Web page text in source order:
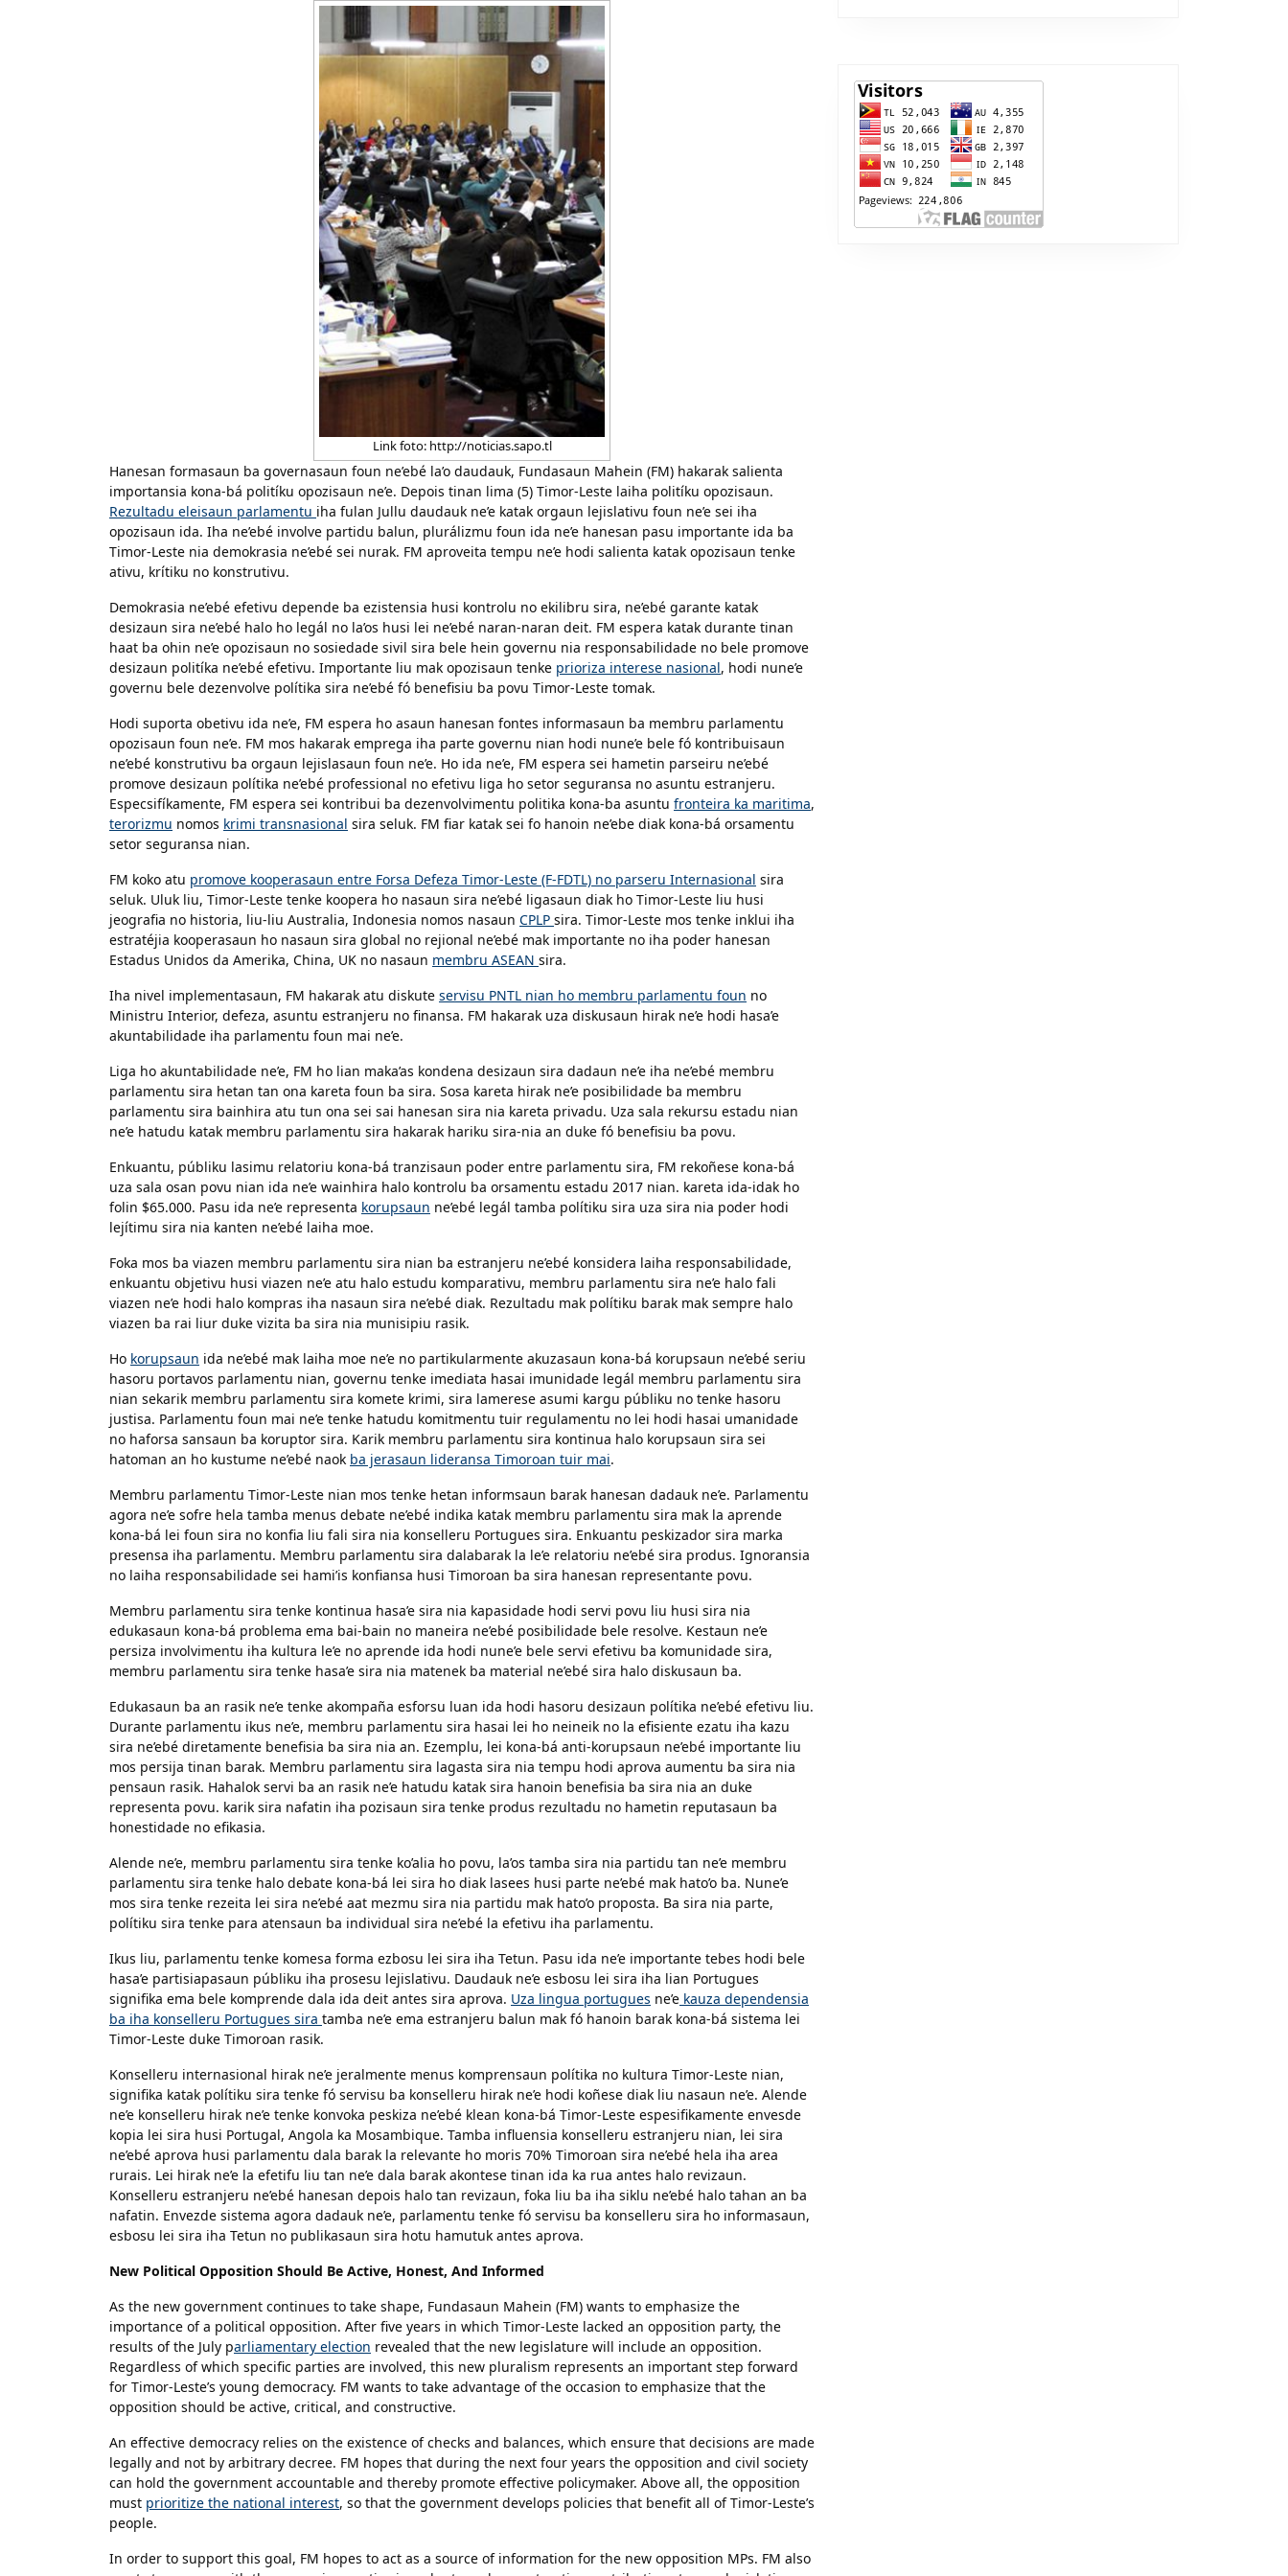
Link foto: http://noticias.sapo.tl
Hanesan formasaun ba governasaun foun ne’ebé la’o daudauk, Fundasaun Mahein (FM) hakarak salienta
importansia kona-bá politíku opozisaun ne’e. Depois tinan lima (5) Timor-Leste laiha politíku opozisaun.
Rezultadu eleisaun parlamentu iha fulan Jullu daudauk ne’e katak orgaun lejislativu foun ne’e sei iha
opozisaun ida. Iha ne’ebé involve partidu balun, plurálizmu foun ida ne’e hanesan pasu importante ida ba
Timor-Leste nia demokrasia ne’ebé sei nurak. FM aproveita tempu ne’e hodi salienta katak opozisaun tenke
ativu, krítiku no konstrutivu.
Demokrasia ne’ebé efetivu depende ba ezistensia husi kontrolu no ekilibru sira, ne’ebé garante katak
desizaun sira ne’ebé halo ho legál no la’os husi lei ne’ebé naran-naran deit. FM espera katak durante tinan
haat ba ohin ne’e opozisaun no sosiedade sivil sira bele hein governu nia responsabilidade no bele promove
desizaun politíka ne’ebé efetivu. Importante liu mak opozisaun tenke prioriza interese nasional, hodi nune’e
governu bele dezenvolve polítika sira ne’ebé fó benefisiu ba povu Timor-Leste tomak.
Hodi suporta obetivu ida ne’e, FM espera ho asaun hanesan fontes informasaun ba membru parlamentu
opozisaun foun ne’e. FM mos hakarak emprega iha parte governu nian hodi nune’e bele fó kontribuisaun
ne’ebé konstrutivu ba orgaun lejislasaun foun ne’e. Ho ida ne’e, FM espera sei hametin parseiru ne’ebé
promove desizaun polítika ne’ebé professional no efetivu liga ho setor seguransa no asuntu estranjeru.
Especsifíkamente, FM espera sei kontribui ba dezenvolvimentu politika kona-ba asuntu fronteira ka maritima,
terorizmu nomos krimi transnasional sira seluk. FM fiar katak sei fo hanoin ne’ebe diak kona-bá orsamentu
setor seguransa nian.
FM koko atu promove kooperasaun entre Forsa Defeza Timor-Leste (F-FDTL) no parseru Internasional sira
seluk. Uluk liu, Timor-Leste tenke koopera ho nasaun sira ne’ebé ligasaun diak ho Timor-Leste liu husi
jeografia no historia, liu-liu Australia, Indonesia nomos nasaun CPLP sira. Timor-Leste mos tenke inklui iha
estratéjia kooperasaun ho nasaun sira global no rejional ne’ebé mak importante no iha poder hanesan
Estadus Unidos da Amerika, China, UK no nasaun membru ASEAN sira.
Iha nivel implementasaun, FM hakarak atu diskute servisu PNTL nian ho membru parlamentu foun no
Ministru Interior, defeza, asuntu estranjeru no finansa. FM hakarak uza diskusaun hirak ne’e hodi hasa’e
akuntabilidade iha parlamentu foun mai ne’e.
Liga ho akuntabilidade ne’e, FM ho lian maka’as kondena desizaun sira dadaun ne’e iha ne’ebé membru
parlamentu sira hetan tan ona kareta foun ba sira. Sosa kareta hirak ne’e posibilidade ba membru
parlamentu sira bainhira atu tun ona sei sai hanesan sira nia kareta privadu. Uza sala rekursu estadu nian
ne’e hatudu katak membru parlamentu sira hakarak hariku sira-nia an duke fó benefisiu ba povu.
Enkuantu, públiku lasimu relatoriu kona-bá tranzisaun poder entre parlamentu sira, FM rekoñese kona-bá
uza sala osan povu nian ida ne’e wainhira halo kontrolu ba orsamentu estadu 2017 nian. kareta ida-idak ho
folin $65.000. Pasu ida ne’e representa korupsaun ne’ebé legál tamba polítiku sira uza sira nia poder hodi
lejítimu sira nia kanten ne’ebé laiha moe.
Foka mos ba viazen membru parlamentu sira nian ba estranjeru ne’ebé konsidera laiha responsabilidade,
enkuantu objetivu husi viazen ne’e atu halo estudu komparativu, membru parlamentu sira ne’e halo fali
viazen ne’e hodi halo kompras iha nasaun sira ne’ebé diak. Rezultadu mak polítiku barak mak sempre halo
viazen ba rai liur duke vizita ba sira nia munisipiu rasik.
Ho korupsaun ida ne’ebé mak laiha moe ne’e no partikularmente akuzasaun kona-bá korupsaun ne’ebé seriu
hasoru portavos parlamentu nian, governu tenke imediata hasai imunidade legál membru parlamentu sira
nian sekarik membru parlamentu sira komete krimi, sira lamerese asumi kargu públiku no tenke hasoru
justisa. Parlamentu foun mai ne’e tenke hatudu komitmentu tuir regulamentu no lei hodi hasai umanidade
no haforsa sansaun ba koruptor sira. Karik membru parlamentu sira kontinua halo korupsaun sira sei
hatoman an ho kustume ne’ebé naok ba jerasaun lideransa Timoroan tuir mai.
Membru parlamentu Timor-Leste nian mos tenke hetan informsaun barak hanesan dadauk ne’e. Parlamentu
agora ne’e sofre hela tamba menus debate ne’ebé indika katak membru parlamentu sira mak la aprende
kona-bá lei foun sira no konfia liu fali sira nia konselleru Portugues sira. Enkuantu peskizador sira marka
presensa iha parlamentu. Membru parlamentu sira dalabarak la le’e relatoriu ne’ebé sira produs. Ignoransia
no laiha responsabilidade sei hami’is konfiansa husi Timoroan ba sira hanesan representante povu.
Membru parlamentu sira tenke kontinua hasa’e sira nia kapasidade hodi servi povu liu husi sira nia
edukasaun kona-bá problema ema bai-bain no maneira ne’ebé posibilidade bele resolve. Kestaun ne’e
persiza involvimentu iha kultura le’e no aprende ida hodi nune’e bele servi efetivu ba komunidade sira,
membru parlamentu sira tenke hasa’e sira nia matenek ba material ne’ebé sira halo diskusaun ba.
Edukasaun ba an rasik ne’e tenke akompaña esforsu luan ida hodi hasoru desizaun polítika ne’ebé efetivu liu.
Durante parlamentu ikus ne’e, membru parlamentu sira hasai lei ho neineik no la efisiente ezatu iha kazu
sira ne’ebé diretamente benefisia ba sira nia an. Ezemplu, lei kona-bá anti-korupsaun ne’ebé importante liu
mos persija tinan barak. Membru parlamentu sira lagasta sira nia tempu hodi aprova aumentu ba sira nia
pensaun rasik. Hahalok servi ba an rasik ne’e hatudu katak sira hanoin benefisia ba sira nia an duke
representa povu. karik sira nafatin iha pozisaun sira tenke produs rezultadu no hametin reputasaun ba
honestidade no efikasia.
Alende ne’e, membru parlamentu sira tenke ko’alia ho povu, la’os tamba sira nia partidu tan ne’e membru
parlamentu sira tenke halo debate kona-bá lei sira ho diak lasees husi parte ne’ebé mak hato’o ba. Nune’e
mos sira tenke rezeita lei sira ne’ebé aat mezmu sira nia partidu mak hato’o proposta. Ba sira nia parte,
polítiku sira tenke para atensaun ba individual sira ne’ebé la efetivu iha parlamentu.
Ikus liu, parlamentu tenke komesa forma ezbosu lei sira iha Tetun. Pasu ida ne’e importante tebes hodi bele
hasa’e partisiapasaun públiku iha prosesu lejislativu. Daudauk ne’e esbosu lei sira iha lian Portugues
signifika ema bele komprende dala ida deit antes sira aprova. Uza lingua portugues ne’e kauza dependensia
ba iha konselleru Portugues sira tamba ne’e ema estranjeru balun mak fó hanoin barak kona-bá sistema lei
Timor-Leste duke Timoroan rasik.
Konselleru internasional hirak ne’e jeralmente menus komprensaun polítika no kultura Timor-Leste nian,
signifika katak polítiku sira tenke fó servisu ba konselleru hirak ne’e hodi koñese diak liu nasaun ne’e. Alende
ne’e konselleru hirak ne’e tenke konvoka peskiza ne’ebé klean kona-bá Timor-Leste espesifikamente envesde
kopia lei sira husi Portugal, Angola ka Mosambique. Tamba influensia konselleru estranjeru nian, lei sira
ne’ebé aprova husi parlamentu dala barak la relevante ho moris 70% Timoroan sira ne’ebé hela iha area
rurais. Lei hirak ne’e la efetifu liu tan ne’e dala barak akontese tinan ida ka rua antes halo revizaun.
Konselleru estranjeru ne’ebé hanesan depois halo tan revizaun, foka liu ba iha siklu ne’ebé halo tahan an ba
nafatin. Envezde sistema agora dadauk ne’e, parlamentu tenke fó servisu ba konselleru sira ho informasaun,
esbosu lei sira iha Tetun no publikasaun sira hotu hamutuk antes aprova.
New Political Opposition Should Be Active, Honest, And Informed
As the new government continues to take shape, Fundasaun Mahein (FM) wants to emphasize the
importance of a political opposition. After five years in which Timor-Leste lacked an opposition party, the
results of the July parliamentary election revealed that the new legislature will include an opposition.
Regardless of which specific parties are involved, this new pluralism represents an important step forward
for Timor-Leste’s young democracy. FM wants to take advantage of the occasion to emphasize that the
opposition should be active, critical, and constructive.
An effective democracy relies on the existence of checks and balances, which ensure that decisions are made
legally and not by arbitrary decree. FM hopes that during the next four years the opposition and civil society
can hold the government accountable and thereby promote effective policymaker. Above all, the opposition
must prioritize the national interest, so that the government develops policies that benefit all of Timor-Leste’s
people.
In order to support this goal, FM hopes to act as a source of information for the new opposition MPs. FM also